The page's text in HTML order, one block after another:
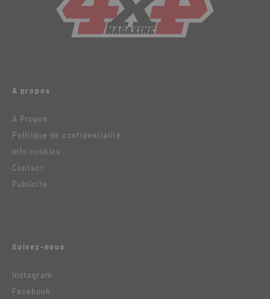
A propos
A Propos
Politique de confidentialité
Info cookies
Contact
Publicité
Suivez-nous
Instagram
Facebook